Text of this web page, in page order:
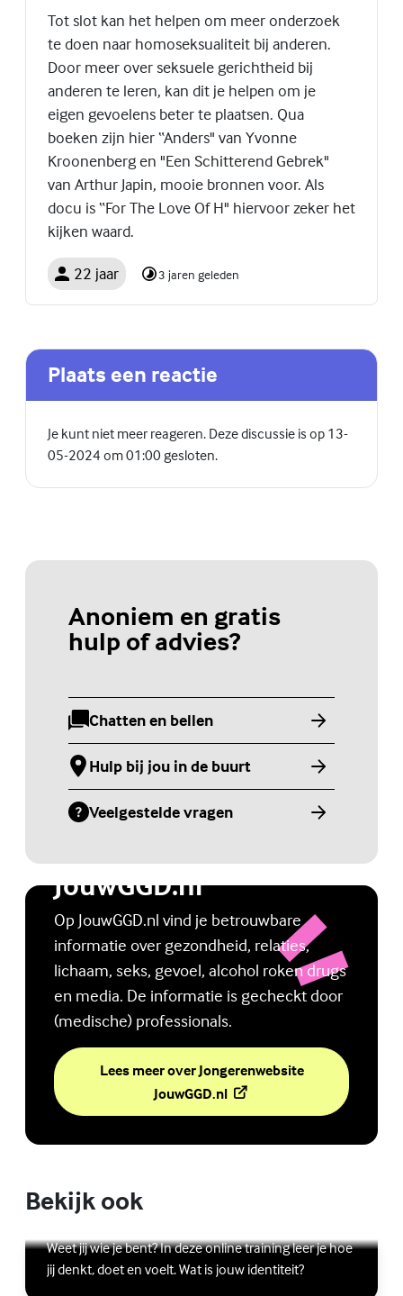
Tot slot kan het helpen om meer onderzoek
te doen naar homoseksualiteit bij anderen.
Door meer over seksuele gerichtheid bij
anderen te leren, kan dit je helpen om je
eigen gevoelens beter te plaatsen. Qua
boeken zijn hier “Anders" van Yvonne
Kroonenberg en "Een Schitterend Gebrek"
van Arthur Japin, mooie bronnen voor. Als
docu is “For The Love Of H" hiervoor zeker het
kijken waard.
22 jaar 3 jaren geleden
Plaats een reactie
Je kunt niet meer reageren. Deze discussie is op 13-
05-2024 om 01:00 gesloten.
Anoniem en gratis
hulp of advies?
Chatten en bellen
(Externe link)
Hulp bij jou in de buurt
(Externe link)
Veelgestelde vragen
(Externe link)
Jongerenwebsite
JouwGGD.nl
Op JouwGGD.nl vind je betrouwbare
informatie over gezondheid, relaties,
lichaam, seks, gevoel, alcohol roken drugs
en media. De informatie is gecheckt door
(medische) professionals.
Lees meer over Jongerenwebsite
JouwGGD.nl(Externe link)
Bekijk ook
Online zelfhulptraining - Wie ben ik?
Weet jij wie je bent? In deze online training leer je hoe
jij denkt, doet en voelt. Wat is jouw identiteit?
Lees meer over Online zelfhulptraining - Wie ben ik?
(Externe link)